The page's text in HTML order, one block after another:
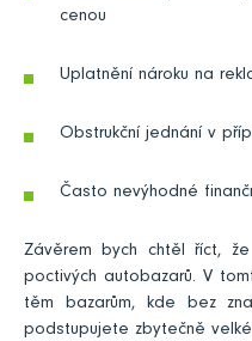
cenou
Uplatnění nároku na
Obstrukční jednání v
Často nevýhodné
Závěrem bych chtěl říct,
poctivých autobazarů. V
těm bazarům, kde bez
podstupujete zbytečně velké